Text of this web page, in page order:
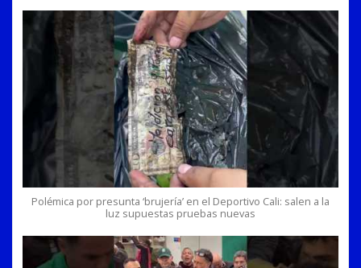
Polémica por presunta ‘brujería’ en el Deportivo Cali: salen a la
luz supuestas pruebas nuevas